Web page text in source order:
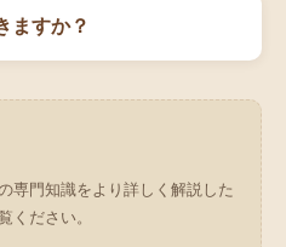
ますか？
専門知識をより詳しく解説した
ください。